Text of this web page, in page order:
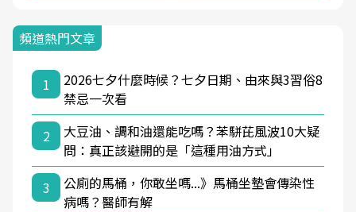
頻道熱門文章
1
2026七夕什麼時候？七夕日期、由來與3習俗8
禁忌一次看
2
大豆油、調和油還能吃嗎？苯駢芘風波10大疑
問：真正該避開的是「這種用油方式」
3
公廁的馬桶，你敢坐嗎...》馬桶坐墊會傳染性
病嗎？醫師有解